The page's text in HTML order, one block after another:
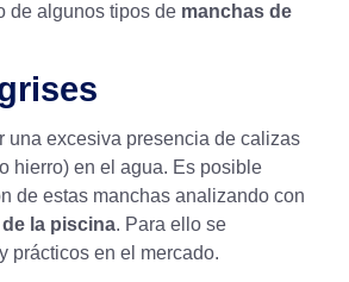
de algunos tipos de manchas de
una excesiva presencia de calizas
hierro) en el agua. Es posible
de estas manchas analizando con
la piscina. Para ello se
prácticos en el mercado.